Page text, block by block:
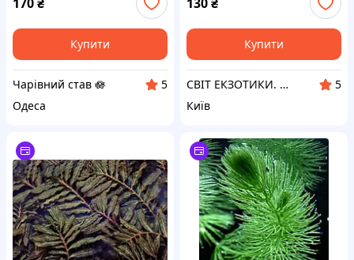
Купити
Чарівний став 🪷
5
Одеса
Купити
СВІТ ЕКЗОТИКИ. Акваріуми від виробника,обладнання, рослини, рибки та ін. Рослини для водойми.
5
Київ